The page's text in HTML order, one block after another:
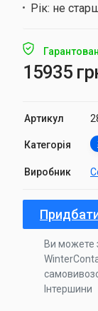
Рік: не
15935
Артикул
Категорія
Виробник
Ви можете
Інтершини